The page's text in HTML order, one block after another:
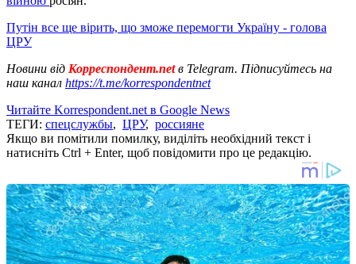
Путін все ще вірить, що зможе перемогти Україну - голова
ЦРУ
Новини від Корреспондент.netв Telegram. Підписуйтесь на
наш канал https://t.me/korrespondentnet
Читайте Korrespondent.net в Google News
ТЕГИ: спецслужбы, ЦРУ, россияне
Якщо ви помітили помилку, виділіть необхідний текст і
натисніть Ctrl + Enter, щоб повідомити про це редакцію.